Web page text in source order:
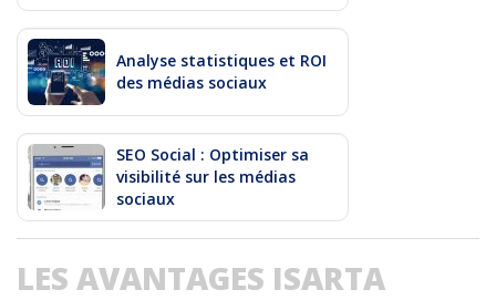
Analyse statistiques et ROI
des médias sociaux
SEO Social : Optimiser sa
visibilité sur les médias
sociaux
LES AVANTAGES ISARTA